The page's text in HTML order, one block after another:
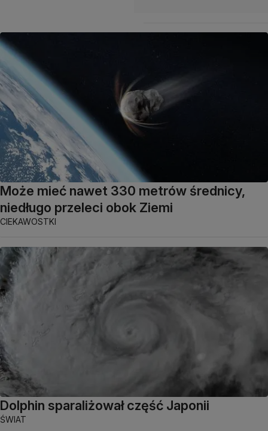
Może mieć nawet 330 metrów średnicy,
niedługo przeleci obok Ziemi
CIEKAWOSTKI
Dolphin sparaliżował część Japonii
ŚWIAT